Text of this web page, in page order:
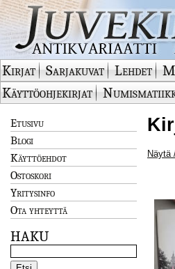
Kirjat Sarjakuvat Lehdet
Käyttöohjekirjat
Etusivu
Blogi
Käyttöehdot
Ostoskori
Yritysinfo
Ota yhteyttä
HAKU
Näytä